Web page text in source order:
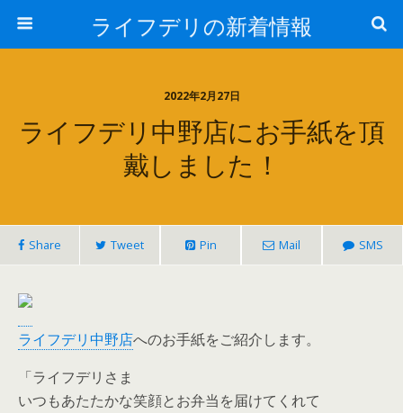
ライフデリの新着情報
2022年2月27日
ライフデリ中野店にお手紙を頂
戴しました！
Share Tweet Pin Mail SMS
ライフデリ中野店へのお手紙をご紹介します。
「ライフデリさま
いつもあたたかな笑顔とお弁当を届けてくれて